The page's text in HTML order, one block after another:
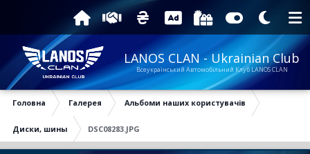
LANOS CLAN - Ukrainian Club
Всеукраїнський Автомобільний Клуб LANOS CLAN
Головна Галерея Альбоми наших користувачів
Диски, шины DSC08283.JPG